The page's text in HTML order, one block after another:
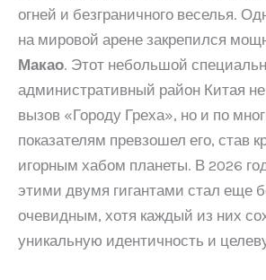
огней и безграничного веселья.
на мировой арене закрепился
Макао. Этот небольшой
административный район Китая
вызов «Городу Греха», но и по
показателям превзошел его, став
игорным хабом планеты. В 2026
этими двумя гигантами стал еще
очевидным, хотя каждый из них
уникальную идентичность и